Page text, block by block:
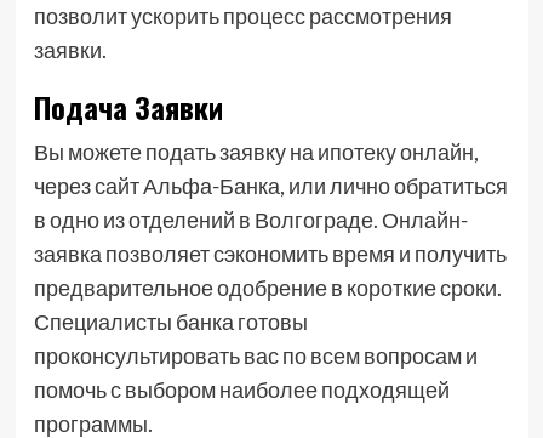
позволит ускорить процесс рассмотрения
заявки.
Подача Заявки
Вы можете подать заявку на ипотеку онлайн,
через сайт Альфа-Банка, или лично обратиться
в одно из отделений в Волгограде. Онлайн-
заявка позволяет сэкономить время и получить
предварительное одобрение в короткие сроки.
Специалисты банка готовы
проконсультировать вас по всем вопросам и
помочь с выбором наиболее подходящей
программы.